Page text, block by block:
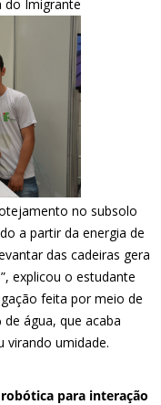
do Imigrante
no subsolo
a partir da energia de
das cadeiras gera
explicou o estudante
feita por meio de
água, que acaba
virando umidade.
para interação